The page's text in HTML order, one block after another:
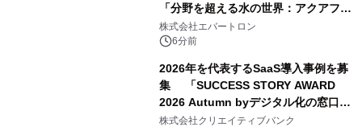
「分野を超える水の世界：アクアフォ
トミクスが切り拓く新しい科学の地
平」を開催
株式会社エバートロン
6分前
2026年を代表するSaaS導入事例を募
集 「SUCCESS STORY AWARD
2026 Autumn byデジタル化の窓口」
開催
株式会社クリエイティブバンク